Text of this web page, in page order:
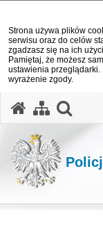
Strona używa plików
serwisu oraz do celów
zgadzasz się na ich
Pamiętaj, że możesz
ustawienia
wyrażenie zgody.